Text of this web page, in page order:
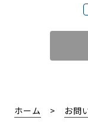
ホーム お問